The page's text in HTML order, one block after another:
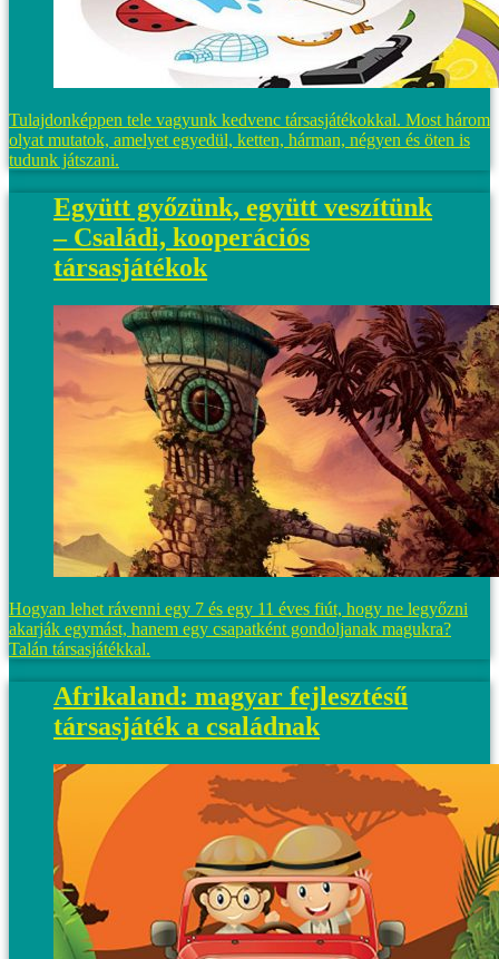
Tulajdonképpen tele vagyunk kedvenc társasjátékokkal. Most három
olyat mutatok, amelyet egyedül, ketten, hárman, négyen és öten is
tudunk játszani.
Együtt győzünk, együtt veszítünk
– Családi, kooperációs
társasjátékok
Hogyan lehet rávenni egy 7 és egy 11 éves fiút, hogy ne legyőzni
akarják egymást, hanem egy csapatként gondoljanak magukra?
Talán társasjátékkal.
Afrikaland: magyar fejlesztésű
társasjáték a családnak